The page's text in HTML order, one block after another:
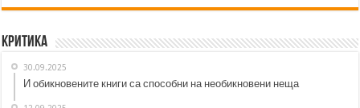
Критика
30.09.2025
И обикновените книги са способни на необикновени неща